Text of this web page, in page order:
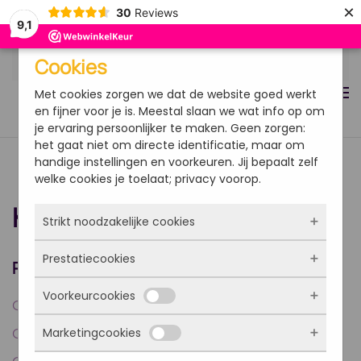
9,1
30 Reviews ×
Overslaan en naar de inhoud gaan
Kennisbank
Productinformatie
Calcium, magnesium en zink
Cranberry, D-mannose & uva ursi
Cookies
Met cookies zorgen we dat de website goed werkt
en fijner voor je is. Meestal slaan we wat info op om
je ervaring persoonlijker te maken. Geen zorgen:
het gaat niet om directe identificatie, maar om
handige instellingen en voorkeuren. Jij bepaalt zelf
welke cookies je toelaat; privacy voorop.
Strikt noodzakelijke cookies
Deze cookies zorgen ervoor dat de website
überhaupt werkt. Ze zijn dus altijd actief en
kunnen niet worden uitgezet. Meestal worden
ze alleen geplaatst als jij iets doet, zoals
inloggen, een formulier invullen of je
privacyvoorkeuren opslaan. Je kunt je browser
Prestatiecookies
Met deze cookies zien we hoe vaak onze site
bezocht wordt, waar bezoekers vandaan
komen en welke pagina’s populair zijn. Zo
kunnen we de website blijven verbeteren.
Voorkeurcookies
Deze cookies onthouden jouw voorkeuren.
Bijvoorbeeld taalkeuze of ingevulde gegevens.
Marketingcookies